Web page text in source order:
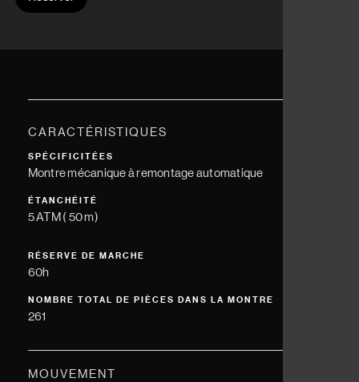
CARACTÉRISTIQUES
SPÉCIFICITÉES
Montre mécanique à remontage automatique
ÉTANCHÉITÉ
5 ATM ( 50 m)
RÉSERVE DE MARCHE
60h
NOMBRE TOTAL DE PIÈCES DANS LA MONTRE
261
MOUVEMENT